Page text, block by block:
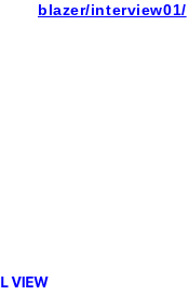
blazer/interview01/